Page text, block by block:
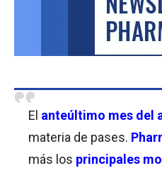
El anteúltimo mes del
materia de pases.
más los principales